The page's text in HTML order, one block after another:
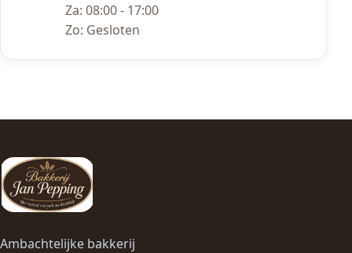
Za: 08:00 - 17:00
Zo: Gesloten
Ambachtelijke bakkerij